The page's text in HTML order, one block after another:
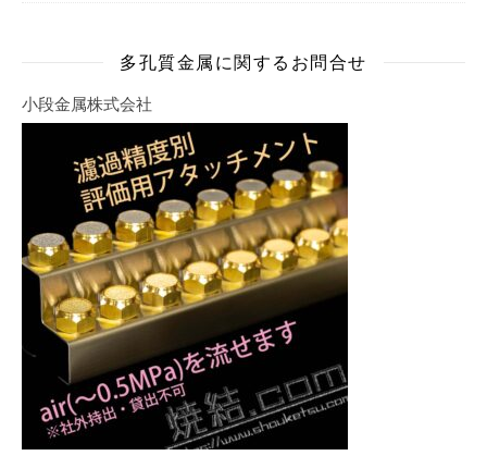
多孔質金属に関するお問合せ
小段金属株式会社